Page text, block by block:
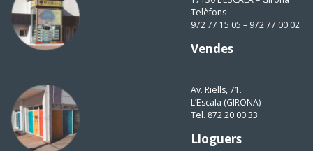
Telèfons
972 77 15 05 – 972 77 00 02
Vendes
Av. Riells, 71.
L’Escala (GIRONA)
Tel. 872 20 00 33
Lloguers